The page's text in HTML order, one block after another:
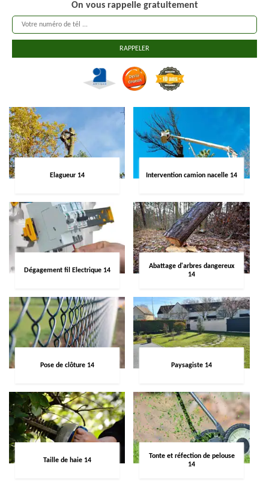
On vous rappelle gratuitement
Elagueur 14 Intervention camion nacelle 14
Dégagement fil Electrique 14
Abattage d'arbres dangereux
14
Pose de clôture 14 Paysagiste 14
Taille de haie 14
Tonte et réfection de pelouse
14